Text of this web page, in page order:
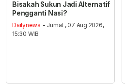
Bisakah Sukun Jadi Alternatif
Pengganti Nasi?
Dailynews - Jumat , 07 Aug 2026,
15:30 WIB